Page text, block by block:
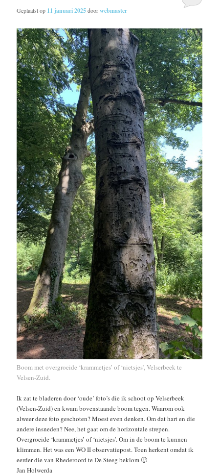
Geplaatst op 11 januari 2025doorwebmaster
Boom met overgroeide ‘krammetjes’ of ‘nietsjes’, Velserbeek te
Velsen-Zuid.
Ik zat te bladeren door ‘oude’ foto’s die ik schoot op Velserbeek
(Velsen-Zuid) en kwam bovenstaande boom tegen. Waarom ook
alweer deze foto geschoten? Moest even denken. Om dat hart en die
andere insneden? Nee, het gaat om de horizontale strepen.
Overgroeide ‘krammetjes’ of ‘nietsjes’. Om in de boom te kunnen
klimmen. Het was een WO II observatiepost. Toen herkent omdat ik
eerder die van Rhederoord te De Steeg beklom 🙂
Jan Holwerda